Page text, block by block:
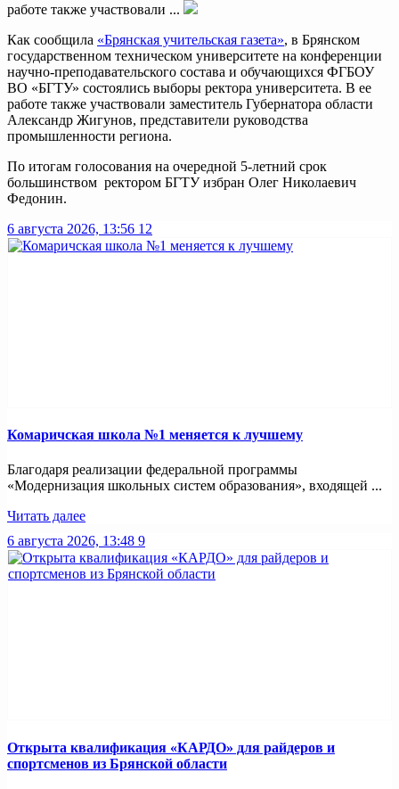
работе также участвовали ...
Как сообщила «Брянская учительская газета», в Брянском
государственном техническом университете на конференции
научно-преподавательского состава и обучающихся ФГБОУ
ВО «БГТУ» состоялись выборы ректора университета. В ее
работе также участвовали заместитель Губернатора области
Александр Жигунов, представители руководства
промышленности региона.
По итогам голосования на очередной 5-летний срок
большинством ректором БГТУ избран Олег Николаевич
Федонин.
6 августа 2026, 13:56 12
Комаричская школа №1 меняется к лучшему
Благодаря реализации федеральной программы
«Модернизация школьных систем образования», входящей ...
Читать далее
6 августа 2026, 13:48 9
Открыта квалификация «КАРДО» для райдеров и
спортсменов из Брянской области